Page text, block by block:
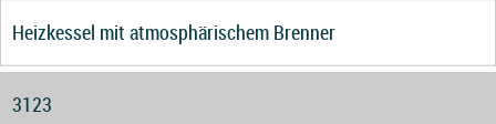
Heizkessel mit atmosphärischem Brenner
3123